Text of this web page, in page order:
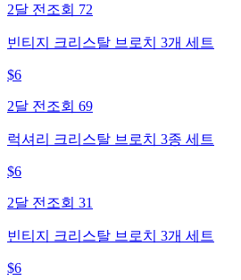
2달 전 조회 72
빈티지 크리스탈 브로치 3개 세트
$6
2달 전 조회 69
럭셔리 크리스탈 브로치 3종 세트
$6
2달 전 조회 31
빈티지 크리스탈 브로치 3개 세트
$6